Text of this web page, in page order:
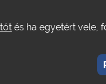
a metropolis [kukac]
ELTE
és ha egyetért vele,